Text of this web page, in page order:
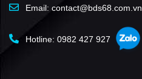
Email: contact@bds68.com.vn
Hotline: 0982 427 927